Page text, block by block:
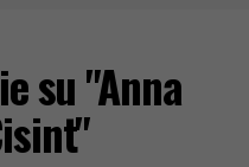
su "Anna